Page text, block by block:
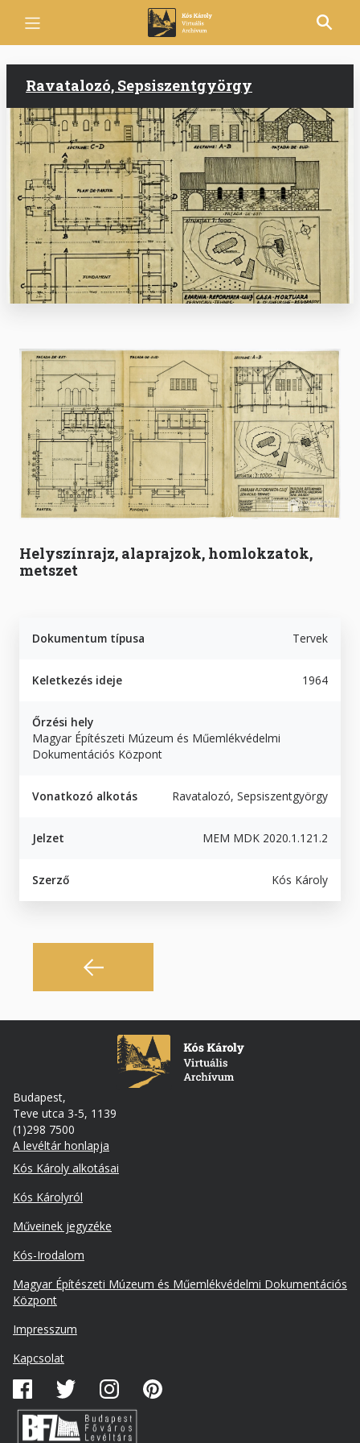
Ravatalozó, Sepsiszentgyörgy
Helyszínrajz, alaprajzok, homlokzatok,
metszet
Dokumentum típusa Tervek
Keletkezés ideje 1964
Őrzési hely
Magyar Építészeti Múzeum és Műemlékvédelmi
Dokumentációs Központ
Vonatkozó alkotás Ravatalozó, Sepsiszentgyörgy
Jelzet MEM MDK 2020.1.121.2
Szerző Kós Károly
Budapest,
Teve utca 3-5, 1139
(1)298 7500
A levéltár honlapja
Footer
Kós Károly alkotásai
Kós Károlyról
Műveinek jegyzéke
Kós-Irodalom
Lábléc
másodlagos
Magyar Építészeti Múzeum és Műemlékvédelmi Dokumentációs
Központ
Impresszum
Kapcsolat
Közösségi
média